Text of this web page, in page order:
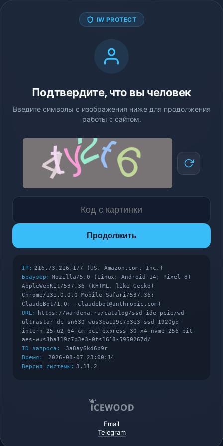
IW PROTECT
Подтвердите, что вы человек
Введите символы с изображения ниже для продолжения
работы с сайтом.
Продолжить
IP: 216.73.216.177 (US, Amazon.com, Inc.)
Браузер: Mozilla/5.0 (Linux; Android 14; Pixel 8)
AppleWebKit/537.36 (KHTML, like Gecko)
Chrome/131.0.0.0 Mobile Safari/537.36;
ClaudeBot/1.0; +claudebot@anthropic.com)
URL:
https://wardena.ru/catalog/ssd_ide_pcie/wd-
ultrastar-dc-sn630-wus3ba119c7p3e3-ssd-1920gb-
intern-25-u2-64-cm-pci-express-30-x4-nvme-256-bit-
aes-wus3ba119c7p3e3-0ts1618-5950267d/
ID запроса:
3a8ay6kd6p9r
Время:
2026-08-07 23:00:14
Версия системы: 3.11.2
Email
Telegram